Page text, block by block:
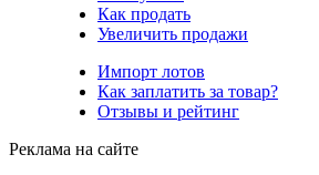
Как продать
Увеличить продажи
Импорт лотов
Как заплатить за товар?
Отзывы и рейтинг
Реклама на сайте